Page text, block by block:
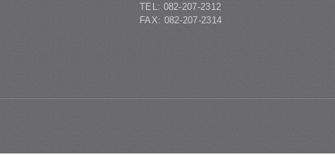
TEL: 082-207-2312
FAX: 082-207-2314